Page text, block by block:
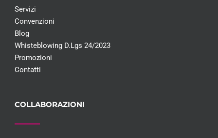
Servizi
Convenzioni
Blog
Whisteblowing D.Lgs 24/2023
Promozioni
Contatti
COLLABORAZIONI